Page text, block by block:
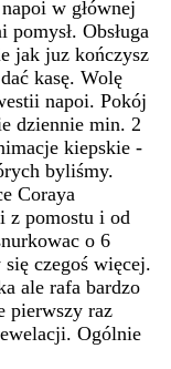
w głównej
Obsługa
jak juz kończysz
kasę. Wolę
napoi. Pokój
dziennie min. 2
kiepskie -
byliśmy.
Coraya
z pomostu i od
o 6
czegoś więcej.
ale rafa bardzo
pierwszy raz
Ogólnie